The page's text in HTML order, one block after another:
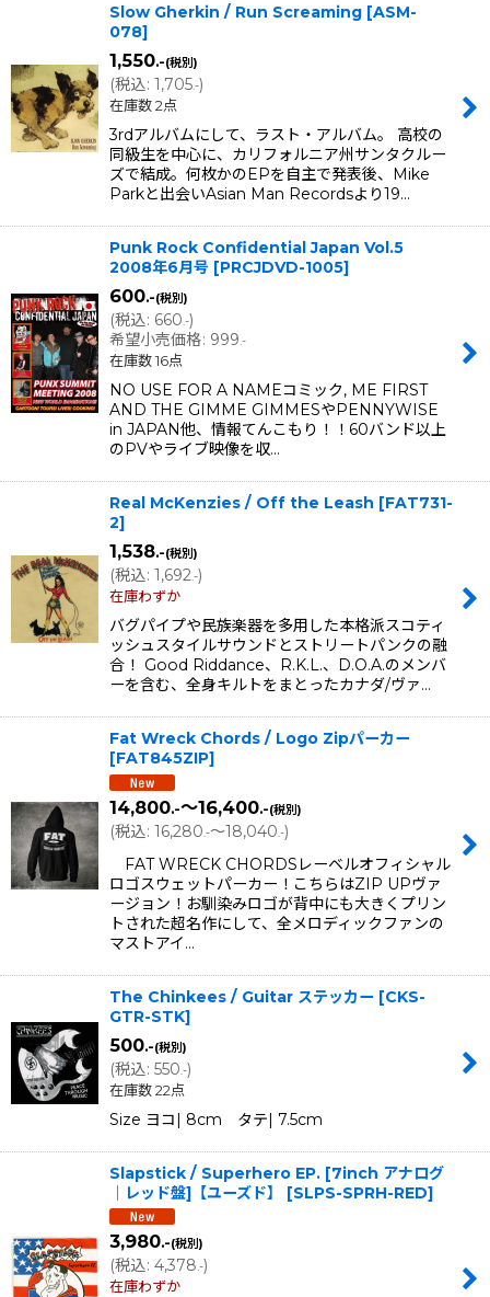
Slow Gherkin / Run Screaming [ASM-
078]
1,550.-(税別)
(税込: 1,705.-)
在庫数 2点
3rdアルバムにして、ラスト・アルバム。 高校の
同級生を中心に、カリフォルニア州サンタクルー
ズで結成。何枚かのEPを自主で発表後、Mike
Parkと出会いAsian Man Recordsより19…
Punk Rock Confidential Japan Vol.5
2008年6月号 [PRCJDVD-1005]
600.-(税別)
(税込: 660.-)
希望小売価格: 999.-
在庫数 16点
NO USE FOR A NAMEコミック, ME FIRST
AND THE GIMME GIMMESやPENNYWISE
in JAPAN他、情報てんこもり！！60バンド以上
のPVやライブ映像を収…
Real McKenzies / Off the Leash [FAT731-
2]
1,538.-(税別)
(税込: 1,692.-)
在庫わずか
バグパイプや民族楽器を多用した本格派スコティ
ッシュスタイルサウンドとストリートパンクの融
合！ Good Riddance、R.K.L.、D.O.A.のメンバ
ーを含む、全身キルトをまとったカナダ/ヴァ…
Fat Wreck Chords / Logo Zipパーカー
[FAT845ZIP]
14,800.-～16,400.-(税別)
(税込: 16,280.-～18,040.-)
FAT WRECK CHORDSレーベルオフィシャル
ロゴスウェットパーカー！こちらはZIP UPヴァ
ージョン！お馴染みロゴが背中にも大きくプリン
トされた超名作にして、全メロディックファンの
マストアイ…
The Chinkees / Guitar ステッカー [CKS-
GTR-STK]
500.-(税別)
(税込: 550.-)
在庫数 22点
Size ヨコ| 8cm タテ| 7.5cm
Slapstick / Superhero EP. [7inch アナログ
｜レッド盤]【ユーズド】
[SLPS-SPRH-RED]
3,980.-(税別)
(税込: 4,378.-)
在庫わずか